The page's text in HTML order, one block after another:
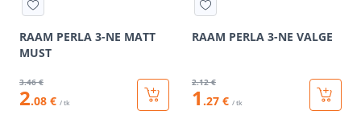
RAAM PERLA 3-NE MATT
MUST
3.46 €
2.08 € / tk
RAAM PERLA 3-NE VALGE
2.12 €
1 .27 € / tk